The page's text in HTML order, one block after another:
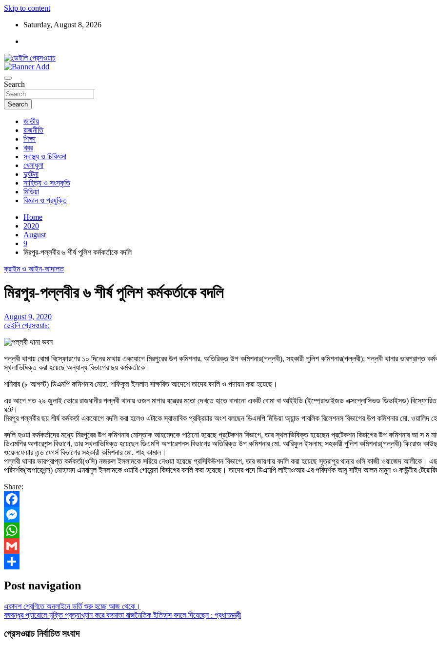
Skip to content
Saturday, August 8, 2026
ডেইলি প্রেসওয়াচ
Search
Search
জাতীয়
রাজনীতি
শিক্ষা
খবর
স্বাস্থ্য ও চিকিৎসা
খেলাধুলা
দুর্ঘটনা
সাহিত্য ও সংস্কৃতি
মিডিয়া
বিজ্ঞান ও প্রযুক্তি
Home
2020
August
9
মিরপুর-পল্লবীর ৬ শীর্ষ পুলিশ কর্মকর্তাকে বদলি
ক্রাইম ও আইন-আদালত
মিরপুর-পল্লবীর ৬ শীর্ষ পুলিশ কর্মকর্তাকে বদলি
August 9, 2020
ডেইলি প্রেসওয়াচ:
পল্লবী থানায় বোমা বিস্ফোরণের ১০ দিনের মাথায় একযোগে মিরপুরের উপ কমিশনার, অতিরিক্ত উপ কমিশনার(পল্লবী), সহকারী পুলিশ কমিশনার(পল্লবী); পল্লবী থানার ভারপ্রাপ্ত
স্থলাভিষিক্ত করা হয়েছে অন্যান্য বিভাগের ছয় কর্মকর্তাকে।
শনিবার (৮ আগস্ট) ডিএমপি কমিশনার মোহা. শফিকুল ইসলাম সাক্ষরিত আদেশে তাদের বদলি ও পদায়ন করা হয়েছে।
এর আগে গত ২৯ জুলাই ভোরে রাজধানীর পল্লবী থানায় ওজন মাপার যন্ত্রের মতো দেখতে হাতে বানানো একটি বোমা বা আইইডি (ইম্প্রোভাইজড এক্সপ্লোসিভড ডিভাইসড)
ঘটে।
মিরপুর পল্লবীর ছয় শীর্ষ কর্মকর্তা একযোগে বদলি করা হলেও এটাকে স্বাভাবিক প্রক্রিয়ার অংশ বলছেন ডিএমপি মিডিয়া অ্যান্ড পাবলিক রিলেশনস বিভাগের উপ কমিশনার মো. ওয়ালিদ
বদলি হওয়া কর্মকর্তাদের মধ্যে মিরপুরের উপ কমিশনার মোস্তাক আহমেদকে পাঠানো হয়েছে প্রটেকশন বিভাগে, তার স্থলাভিষিক্ত হয়েছেন প্রটেকশন বিভাগের উপ কমিশনার আ স ম
ডিএমপির অপারেশন্স বিভাগে, তার স্থলাভিষিক্ত হয়েছেন ডিএমপি অপারেশনস বিভাগের অতিরিক্ত উপ কমিশনার মো. আরিফুল ইসলাম; সহকারী পুলিশ কমিশনার(পল্লবী) ফিরোজ
ওয়েলফেয়ার এন্ড ফোর্স বিভাগের সহকারী কমিশনার মো. শাহ কামাল।
পল্লবী থানার ভারপ্রাপ্ত কর্মকর্তা(ওসি) নজরুল ইসলামকে সরিয়ে নেওয়া হয়েছে প্রসিকিউশন বিভাগে, তার জায়গায় বদলি করা হয়েছে সূত্রাপুর থানার ওসি কাজী ওয়াজেদ আলীকে।
পরিদর্শক(অপারেশন্স) মোহাম্মদ এমরানুল ইসলামকে ওয়ারি গোয়েন্দা বিভাগের বদলি করা হয়েছে। তাদের পদে ডিএমপি লাইনওআর এর পরিদর্শক আবু সাইদ আলম মামুন ও কাউন্টার
Share:
Facebook
Messenger
WhatsApp
Gmail
Post navigation
একাদশ শ্রেণিতে অনলাইনে ভর্তি শুরু হচ্ছে আজ থেকে।
বঙ্গবন্ধুর প্যারোলে মুক্তি প্রত্যাখ্যান করে বঙ্গমাতা রাজনৈতিক ইতিহাস বদলে দিয়েছেন : প্রধানমন্ত্রী
প্রেসওয়াচ নির্বাচিত সংবাদ